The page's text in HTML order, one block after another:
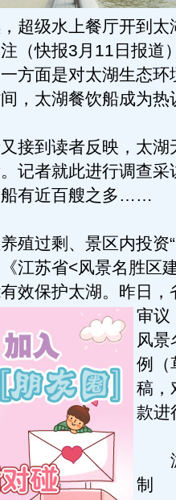
级水上餐厅开到太
（快报3月11日报道
方面是对太湖生态环
，太湖餐饮船成为热
到读者反映，太湖
记者就此进行调查采
船有近百艘之多……
过剩、景区内投资“
江苏省<风景名胜区
效保护太湖。 昨日，
审议
风景
例（
稿，
款进
游
制